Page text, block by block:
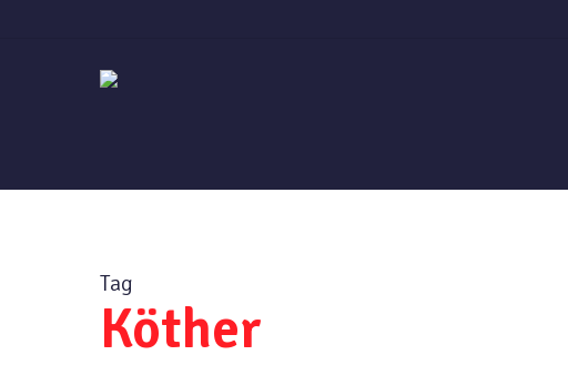
Tag
Köther